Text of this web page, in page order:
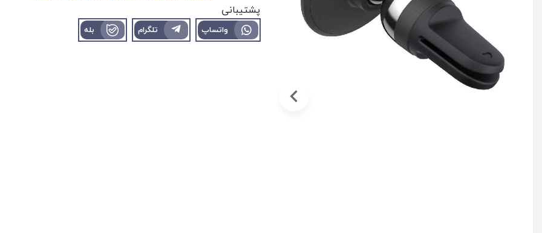
پشتیبانی
واتساپ تلگرام بله